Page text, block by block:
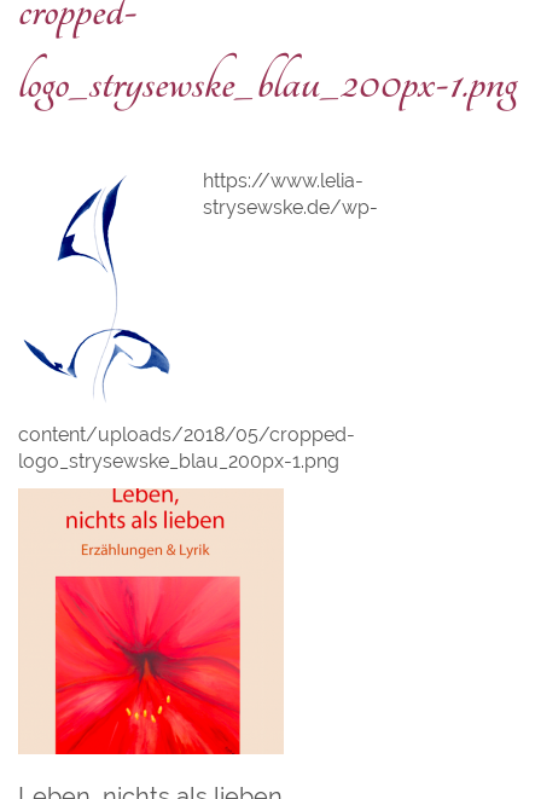
logo_strysewske_blau_200px-1.png
https://www.lelia-
strysewske.de/wp-
content/uploads/2018/05/cropped-
logo_strysewske_blau_200px-1.png